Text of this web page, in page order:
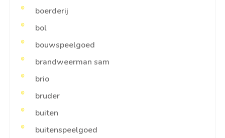
boerderij
bol
bouwspeelgoed
brandweerman sam
brio
bruder
buiten
buitenspeelgoed